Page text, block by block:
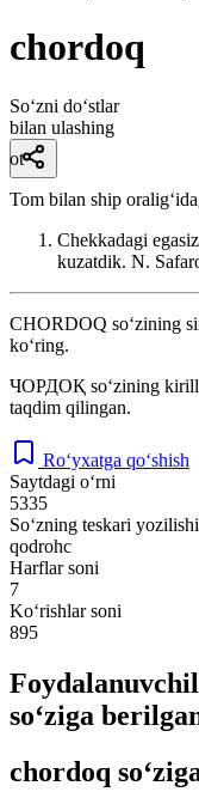
chordoq
So‘zni do‘stlar
bilan ulashing
ot
Tom bilan ship
Chekkadagi
kuzatdik. N.
CHORDOQ so‘zining
ko‘ring.
ЧОРДОҚ so‘zining
taqdim qilingan.
Ro‘yxatga qo‘shish
Saytdagi o‘rni
5335
So‘zning teskari yozilishi
qodrohc
Harflar soni
7
Ko‘rishlar soni
895
so‘ziga
chordoq